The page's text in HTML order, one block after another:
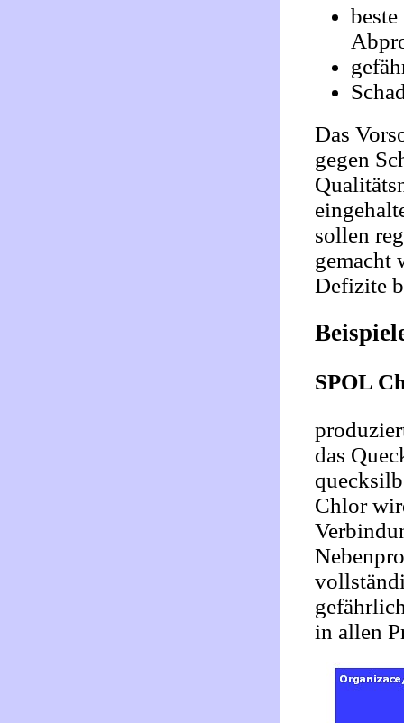
Das
gegen
sollen
gemacht
Defizite
SPOL
das
Chlor
in allen